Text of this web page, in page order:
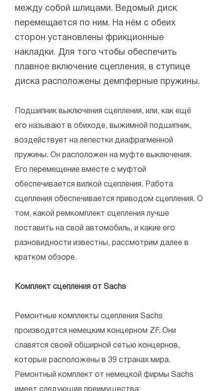
между собой шлицами. Ведомый диск
перемещается по ним. На нём с обеих
сторон установлены фрикционные
накладки. Для того чтобы обеспечить
плавное включение сцепления, в ступице
диска расположены демпферные пружины.
Подшипник выключения сцепления, или, как ещё
его называют в обиходе, выжимной подшипник,
воздействует на лепестки диафрагменной
пружины. Он расположен на муфте выключения.
Его перемещение вместе с муфтой
обеспечивается вилкой сцепления. Работа
сцепления обеспечивается приводом сцепления. О
том, какой ремкомплект сцепления лучше
поставить на свой автомобиль, и какие его
разновидности известны, рассмотрим далее в
кратком обзоре.
Комплект сцепления от Sachs
Ремонтные комплекты сцепления Sachs
производятся немецким концерном ZF. Они
славятся своей обширной сетью концернов,
которые расположены в 39 странах мира.
Ремонтный комплект от немецкой фирмы Sachs
имеет следующие преимущества: